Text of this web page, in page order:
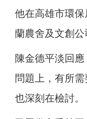
他在高雄市環
蘭農舍及文創公
陳金德平淡回
問題上，有所
也深刻在檢討。